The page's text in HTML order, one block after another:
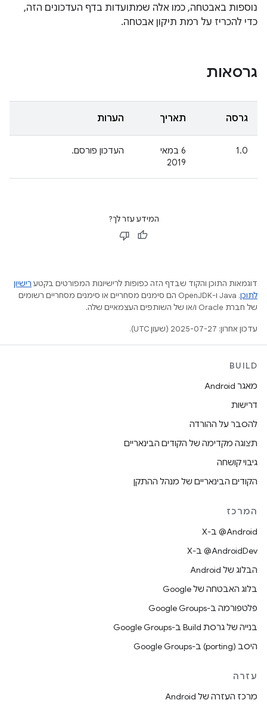
נוספות באבטחה, כמו אלה שמתועדות בדף העדכונים הזה,
כדי להכריז על רמת תיקון אבטחה.
גרסאות
גרסה תאריך הערות
1.0
6 במאי
2019
העדכון פורסם.
המידע עזר לך?
דוגמאות התוכן והקוד שבדף הזה כפופות לרישיונות המפורטים בקטע רישיון
לתוכן
.‏ Java ו-OpenJDK הם סימנים מסחריים או סימנים מסחריים רשומים
של חברת Oracle ו/או של השותפים העצמאיים שלה.
עדכון אחרון: 2025-07-27 (שעון UTC).
BUILD
מאגר Android
דרישות
להסבר על ההורדה
תצוגה מקדימה של הקודים הבינאריים
גיבוי קושחה
הקודים הבינאריים של מנהל ההתקן
המרכז
‫‎@Android ב-X
‫‎@AndroidDev ב-X
הבלוג של Android
בלוג האבטחה של Google
פלטפורמה ב-Google Groups
בנייה של גרסת Build ב-Google Groups
היסב (porting) ב-Google Groups
עזרה
מרכז העזרה של Android